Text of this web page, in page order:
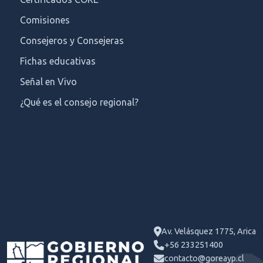
Administrativo del Gobierno Regional de Arica y
personales respecto de aquellos que han sido
entregados voluntariamente por los Usuarios(as) en
el mencionado formulario.
3.- Los datos personales de los Usuarios(as) serán
conforme lo establecido al efecto en la Ley 19.628 y
sus modificaciones.
Comisiones
Consejeros y Consejeras
Fichas educativas
Señal en Vivo
¿Qué es el consejo regional?
Av. Velásquez 1775, Arica
+56 233251400
contacto@goreayp.cl